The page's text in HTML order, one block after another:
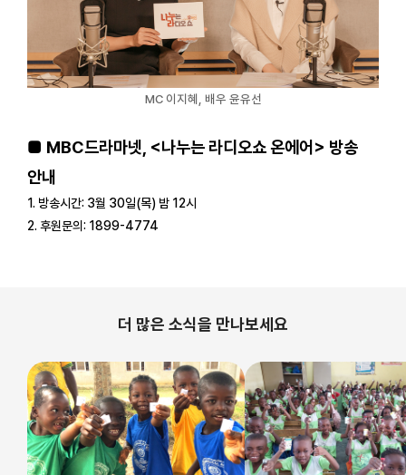
MC 이지혜, 배우 윤유선
■ MBC드라마넷, <나누는 라디오쇼 온에어> 방송
안내
1. 방송시간: 3월 30일(목) 밤 12시
2. 후원문의: 1899-4774
더 많은 소식을 만나보세요